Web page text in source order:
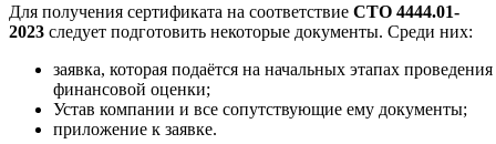
Для получения сертификата на соответствие СТО 4444.01-
2023 следует подготовить некоторые документы. Среди них:
заявка, которая подаётся на начальных этапах проведения
финансовой оценки;
Устав компании и все сопутствующие ему документы;
приложение к заявке.